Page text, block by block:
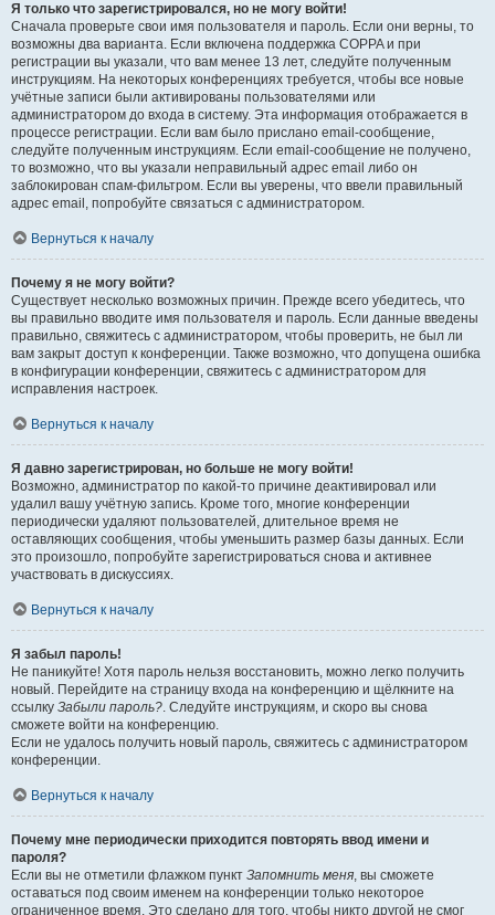
Я только что зарегистрировался, но не могу войти!
Сначала проверьте свои имя пользователя и пароль. Если они верны, то
возможны два варианта. Если включена поддержка COPPA и при
регистрации вы указали, что вам менее 13 лет, следуйте полученным
инструкциям. На некоторых конференциях требуется, чтобы все новые
учётные записи были активированы пользователями или
администратором до входа в систему. Эта информация отображается в
процессе регистрации. Если вам было прислано email-сообщение,
следуйте полученным инструкциям. Если email-сообщение не получено,
то возможно, что вы указали неправильный адрес email либо он
заблокирован спам-фильтром. Если вы уверены, что ввели правильный
адрес email, попробуйте связаться с администратором.
Вернуться к началу
Почему я не могу войти?
Существует несколько возможных причин. Прежде всего убедитесь, что
вы правильно вводите имя пользователя и пароль. Если данные введены
правильно, свяжитесь с администратором, чтобы проверить, не был ли
вам закрыт доступ к конференции. Также возможно, что допущена ошибка
в конфигурации конференции, свяжитесь с администратором для
исправления настроек.
Вернуться к началу
Я давно зарегистрирован, но больше не могу войти!
Возможно, администратор по какой-то причине деактивировал или
удалил вашу учётную запись. Кроме того, многие конференции
периодически удаляют пользователей, длительное время не
оставляющих сообщения, чтобы уменьшить размер базы данных. Если
это произошло, попробуйте зарегистрироваться снова и активнее
участвовать в дискуссиях.
Вернуться к началу
Я забыл пароль!
Не паникуйте! Хотя пароль нельзя восстановить, можно легко получить
новый. Перейдите на страницу входа на конференцию и щёлкните на
ссылку Забыли пароль?. Следуйте инструкциям, и скоро вы снова
сможете войти на конференцию.
Если не удалось получить новый пароль, свяжитесь с администратором
конференции.
Вернуться к началу
Почему мне периодически приходится повторять ввод имени и
пароля?
Если вы не отметили флажком пункт Запомнить меня, вы сможете
оставаться под своим именем на конференции только некоторое
ограниченное время. Это сделано для того, чтобы никто другой не смог